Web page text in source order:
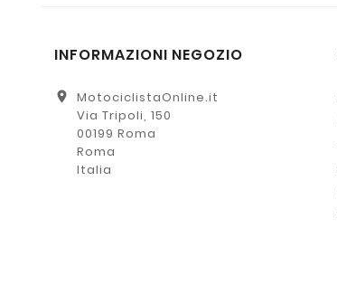
INFORMAZIONI NEGOZIO
location_on
MotociclistaOnline.it
Via Tripoli, 150
00199 Roma
Roma
Italia